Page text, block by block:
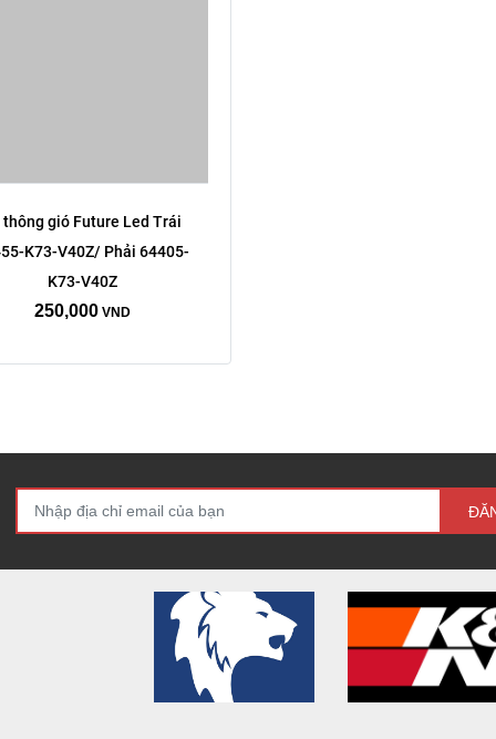
thông gió Future Led Trái
K73-V40Z/ Phải 64405-
K73-V40Z
250,000 VND